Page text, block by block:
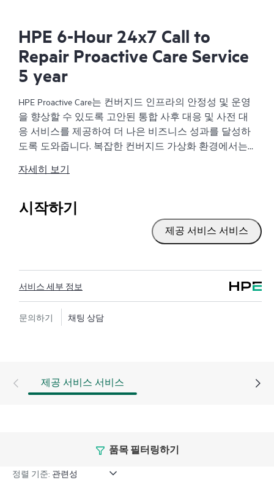
HPE 6-Hour 24x7 Call to
Repair Proactive Care Service
5 year
HPE Proactive Care는 컨버지드 인프라의 안정성 및 운영
을 향상할 수 있도록 고안된 통합 사후 대응 및 사전 대
응 서비스를 제공하여 더 나은 비즈니스 성과를 달성하
도록 도와줍니다. 복잡한 컨버지드 가상화 환경에서는
Proactive Care는 이러한 환경에 있는 장치를 지원하도록
토리지, SAN(Storage Area Network) 및 네트워크를 아우르
는 개선된 지원을 제공합니다.
서비스 사고 발생 시 HPE Proactive Care는 비즈니스 영향
술 솔루션 전문가에게 연락이 가능한 향상된 통화 환경
을 제공합니다. Hewlett Packard Enterprise는 복잡한 문제
를 신속히 해결하기 위한 향상된 사고 관리 절차를 활용
문가는 가동 중지 시간을 줄이고 생산성을 높이도록 고
안된 자동화 기술과 툴로 무장하고 있습니다.
한 하드웨어 사후 대응 지원 수준 중에 선택하여 비즈니
스 및 운영 요구 사항을 충족할 수 있습니다.
자세히 보기
시작하기
제공 서비스 서비스
서비스 세부 정보
문의하기 채팅 상담
제공 서비스 서비스
품목 필터링하기
정렬 기준: